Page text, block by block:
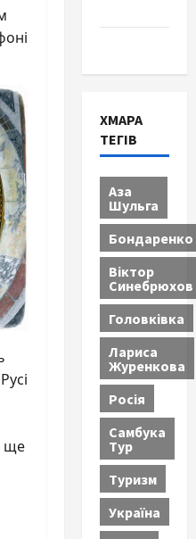
ще
ХМАРА
ТЕГІВ
Аза
Шульга
Бондаренко
Віктор
Синебрюхов
Головківка
Лариса
Журенкова
Росія
Самбука
Тур
Туризм
Україна